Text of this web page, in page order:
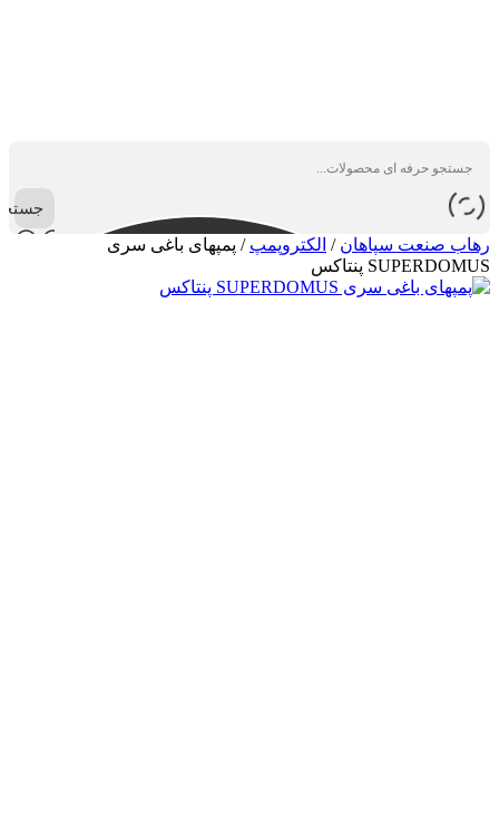
رهاب صنعت سپاهان / الکتروپمپ / پمپهای باغی سری
SUPERDOMUS‍‍ پنتاکس